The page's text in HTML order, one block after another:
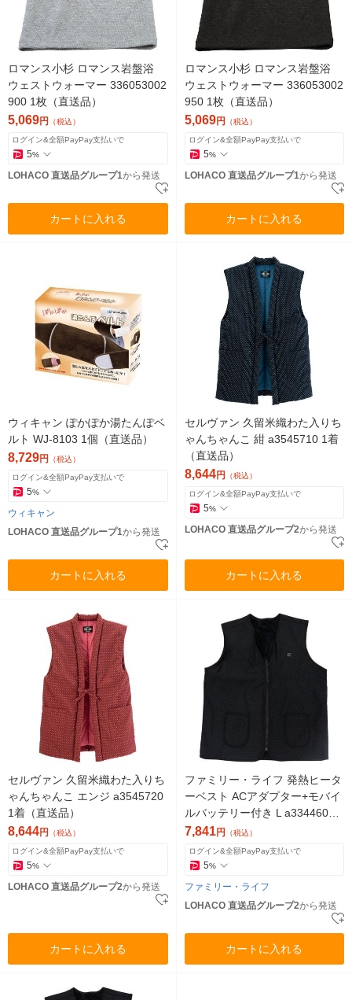
ロマンス小杉 ロマンス岩盤浴
ウェストウォーマー 336053002
900 1枚（直送品）
5,069円 （税込）
ログイン&全額PayPay支払いで
5%
LOHACO 直送品グループ1から発送
カートに入れる
ロマンス小杉 ロマンス岩盤浴
ウェストウォーマー 336053002
950 1枚（直送品）
5,069円 （税込）
ログイン&全額PayPay支払いで
5%
LOHACO 直送品グループ1から発送
カートに入れる
ウィキャン ぽかぽか湯たんぽベ
ルト WJ-8103 1個（直送品）
8,729円 （税込）
ログイン&全額PayPay支払いで
5%
ウィキャン
LOHACO 直送品グループ1から発送
カートに入れる
セルヴァン 久留米織わた入りち
ゃんちゃんこ 紺 a3545710 1着
（直送品）
8,644円 （税込）
ログイン&全額PayPay支払いで
5%
LOHACO 直送品グループ2から発送
カートに入れる
セルヴァン 久留米織わた入りち
ゃんちゃんこ エンジ a3545720
1着（直送品）
8,644円 （税込）
ログイン&全額PayPay支払いで
5%
LOHACO 直送品グループ2から発送
カートに入れる
ファミリー・ライフ 発熱ヒータ
ーベスト ACアダプター+モバイ
ルバッテリー付き L a3344603 1
着（直送品）
7,841円 （税込）
ログイン&全額PayPay支払いで
5%
ファミリー・ライフ
LOHACO 直送品グループ2から発送
カートに入れる